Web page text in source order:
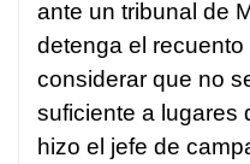
ante un tribunal de
detenga el
considerar que no
suficiente a lugares
hizo el jefe de